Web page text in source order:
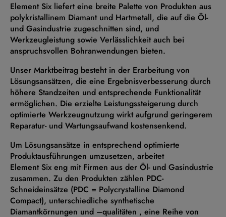
Element Six liefert eine breite Palette von Produkten aus
polykristallinem Diamant und Hartmetall, die auf die Öl-
und Gasindustrie zugeschnitten sind, und
Werkzeugleistung sowie Verlässlichkeit auch bei
anspruchsvollen Bohranwendungen bieten.
Unser Marktbeitrag besteht in der Erarbeitung von
Lösungsansätzen, die eine Ergebnisverbesserung durch
höhere Standzeiten und entsprechende Funktionalität
ermöglichen. Die erzielte Leistungssteigerung durch
optimierte Werkzeugnutzung wirkt aufgrund geringerem
Reparatur- und Wartungsaufwand kostensenkend.
Um Lösungsansätze in entsprechend optimierte
Produktausführungen umzusetzen, arbeitet
Element Six eng mit Firmen aus der Öl- und Gasindustrie
zusammen. Zu den Produkten zählen PDC-
Schneideinsätze (PDC = Polycrystalline Diamond
Compact), unterschiedliche synthetische
Diamantkörnungen und –qualitäten , eine Reihe von